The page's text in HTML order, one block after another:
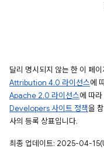
달리 명시되지 않는 한 이 페
Attribution 4.0 라이선스에
Apache 2.0 라이선스에 따
Developers 사이트 정책을
사의 등록 상표입니다.
최종 업데이트: 2025-04-